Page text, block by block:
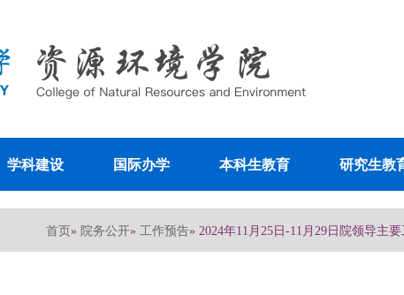
学科建设 国际办学 本科生教育 研究生教
首页» 院务公开» 工作预告» 2024年11月25日-11月29日院领导主